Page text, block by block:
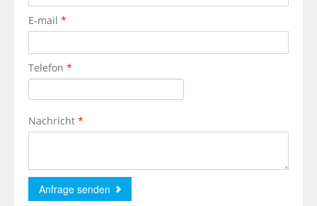
E-mail *
Telefon *
Nachricht *